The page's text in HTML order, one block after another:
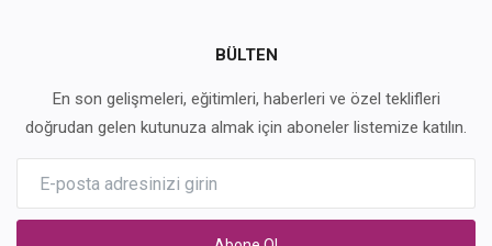
BÜLTEN
En son gelişmeleri, eğitimleri, haberleri ve özel teklifleri
doğrudan gelen kutunuza almak için aboneler listemize katılın.